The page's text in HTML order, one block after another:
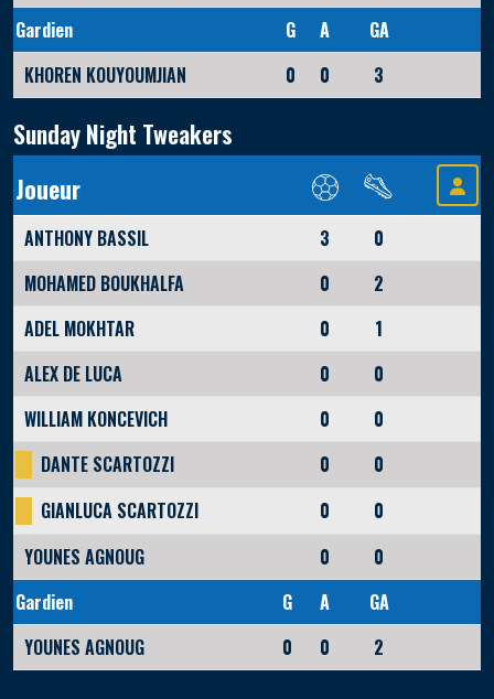
Gardien
G A
GA
KHOREN KOUYOUMJIAN
0 0 3
Sunday Night Tweakers
Joueur
ANTHONY BASSIL 3
0
MOHAMED BOUKHALFA
0
2
ADEL MOKHTAR
0
1
ALEX DE LUCA
0
0
WILLIAM KONCEVICH
0
0
DANTE SCARTOZZI
0
0
GIANLUCA SCARTOZZI
0
0
YOUNES AGNOUG
0
0
Gardien
G A
GA
YOUNES AGNOUG
0 0 2